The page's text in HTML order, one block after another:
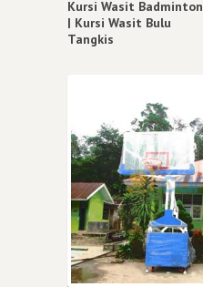
Kursi Wasit Badminton
| Kursi Wasit Bulu
Tangkis